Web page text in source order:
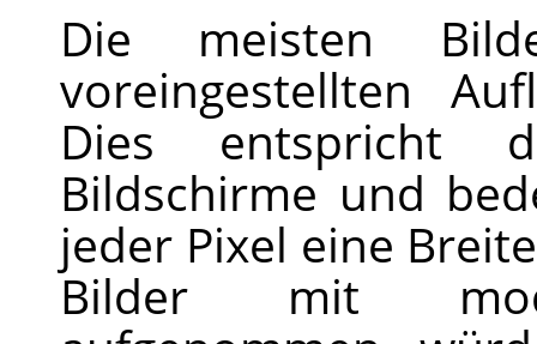
Die meisten
voreingestellten
Dies entspricht
Bildschirme und
jeder Pixel eine
Bilder mit